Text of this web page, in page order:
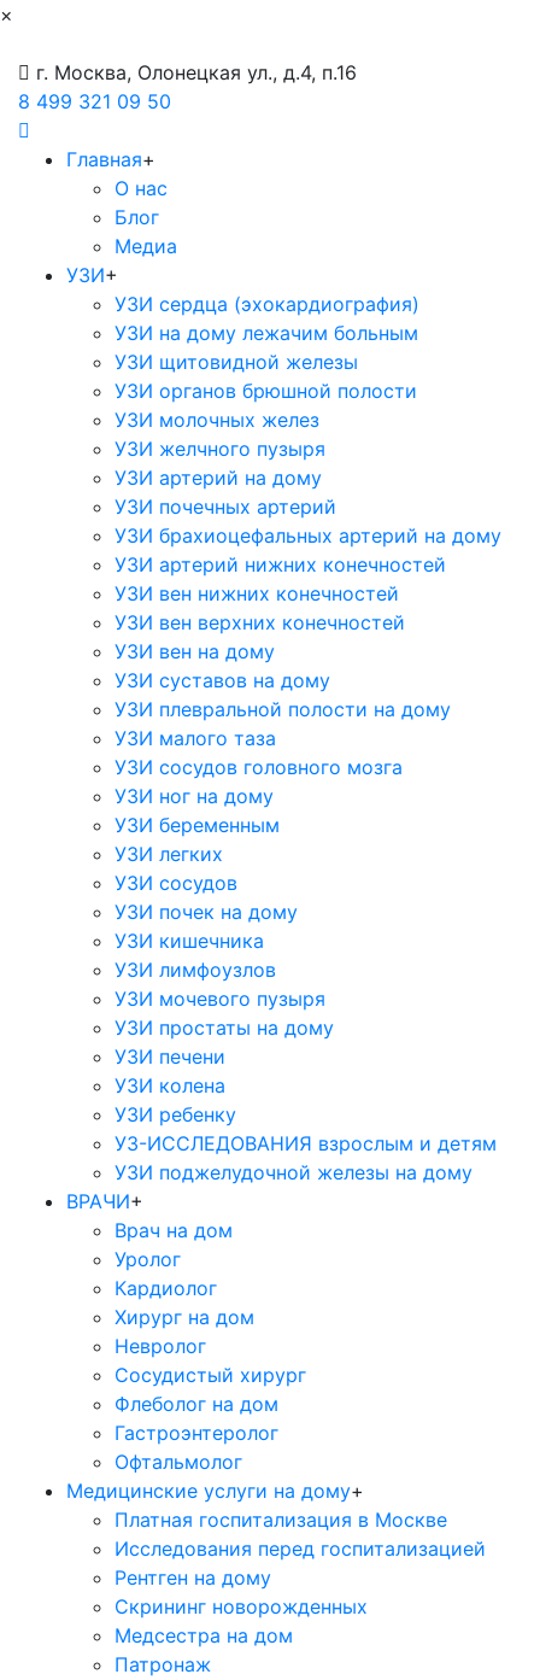
×
г. Москва, Олонецкая ул., д.4, п.16
8 499 321 09 50
Главная+
О нас
Блог
Медиа
УЗИ+
УЗИ сердца (эхокардиография)
УЗИ на дому лежачим больным
УЗИ щитовидной железы
УЗИ органов брюшной полости
УЗИ молочных желез
УЗИ желчного пузыря
УЗИ артерий на дому
УЗИ почечных артерий
УЗИ брахиоцефальных артерий на дому
УЗИ артерий нижних конечностей
УЗИ вен нижних конечностей
УЗИ вен верхних конечностей
УЗИ вен на дому
УЗИ суставов на дому
УЗИ плевральной полости на дому
УЗИ малого таза
УЗИ сосудов головного мозга
УЗИ ног на дому
УЗИ беременным
УЗИ легких
УЗИ сосудов
УЗИ почек на дому
УЗИ кишечника
УЗИ лимфоузлов
УЗИ мочевого пузыря
УЗИ простаты на дому
УЗИ печени
УЗИ колена
УЗИ ребенку
УЗ-ИССЛЕДОВАНИЯ взрослым и детям
УЗИ поджелудочной железы на дому
ВРАЧИ+
Врач на дом
Уролог
Кардиолог
Хирург на дом
Невролог
Сосудистый хирург
Флеболог на дом
Гастроэнтеролог
Офтальмолог
Медицинские услуги на дому+
Платная госпитализация в Москве
Исследования перед госпитализацией
Рентген на дому
Скрининг новорожденных
Медсестра на дом
Патронаж